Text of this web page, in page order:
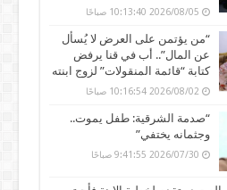
2026/08/05 10:13:40 صباحًا
“من يؤتمن على العرض لا يُسأل
عن المال”.. أب في قنا يرفض
كتابة “قائمة المنقولات” لزوج ابنته
2026/08/02 10:16:54 صباحًا
“صدمة الشرقية: طفل يموت..
وجثمانه يختفي”
2026/07/30 9:41:55 صباحًا